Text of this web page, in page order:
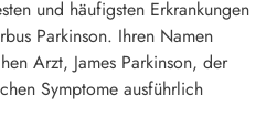
und häufigsten Erkrankungen
Parkinson. Ihren Namen
Arzt, James Parkinson, der
Symptome ausführlich